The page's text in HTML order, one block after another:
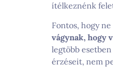
ítélkeznénk
Fontos, hogy
vágynak, hogy
legtöbb
érzéseit, nem